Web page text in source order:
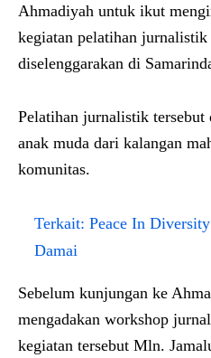
Ahmadiyah untuk ikut
kegiatan pelatihan jurnalistik
diselenggarakan di
Pelatihan jurnalistik tersebut
anak muda dari kalangan
komunitas.
Terkait: Peace In
Damai
Sebelum kunjungan ke
mengadakan workshop
kegiatan tersebut Mln.